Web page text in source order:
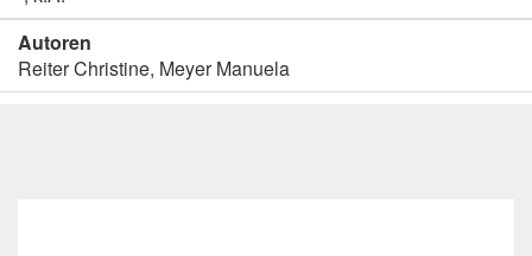
Autoren
Reiter Christine, Meyer Manuela